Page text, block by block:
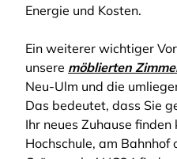
Energie und Kosten.
Ein weiterer wichtiger
unsere möblierten
Neu-Ulm und die
Das bedeutet, dass Sie
Ihr neues Zuhause
Hochschule, am